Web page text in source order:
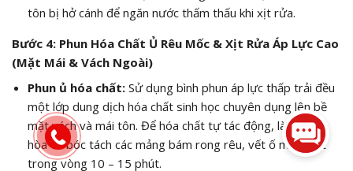
tôn bị hở cánh để ngăn nước thấm thấu khi xịt rửa.
Bước 4: Phun Hóa Chất Ủ Rêu Mốc & Xịt Rửa Áp Lực Cao
(Mặt Mái & Vách Ngoài)
Phun ủ hóa chất:Sử dụng bình phun áp lực thấp trải đều
một lớp dung dịch hóa chất sinh học chuyên dụng lên bề
mặt vách và mái tôn. Để hóa chất tự tác động, làm bão
hòa và bóc tách các mảng bám rong rêu, vết ố mưa axit
trong vòng 10 – 15 phút.